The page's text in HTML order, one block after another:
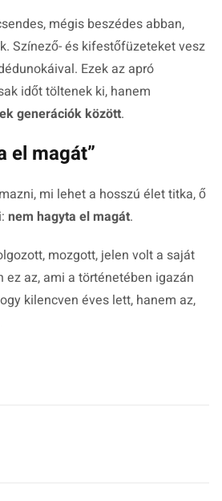
mégis beszédes abban,
Színező- és kifestőfüzeteket vesz
Ezek az apró
időt töltenek ki, hanem
generációk között.
el magát”
mi lehet a hosszú élet titka, ő
nem hagyta el magát.
mozgott, jelen volt a saját
ez az, ami a történetében igazán
kilencven éves lett, hanem az,